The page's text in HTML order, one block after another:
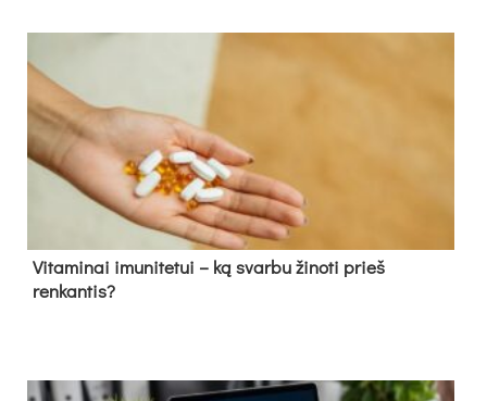
Vitaminai imunitetui – ką svarbu žinoti prieš
renkantis?